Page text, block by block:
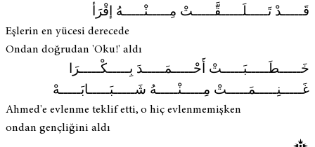
قَـــــدْ تَـــــلَـــــقَّـــــتْ مِـــــنْـــــهُ إقْرَأ
Eşlerin en yücesi derecede
Ondan doğrudan 'Oku!' aldı
خَـــــطَـــــبَـــــتْ أَحْـــــمَـــــدَ بِـــــكْـــــرَا
غَـــــنِـــــمَـــــتْ مِـــــنْـــــهُ شَـــــبَـــــابَـــــهْ
Ahmed'e evlenme teklif etti, o hiç evlenmemişken
ondan gençliğini aldı